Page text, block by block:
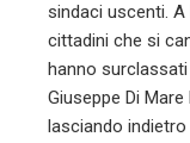
sindaci uscenti.
cittadini che si
hanno
Giuseppe Di
lasciando